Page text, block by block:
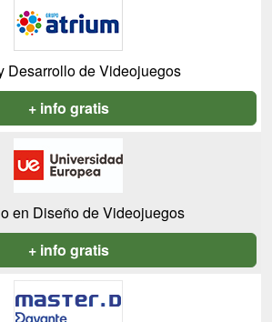
Desarrollo de Videojuegos
+ info gratis
en Diseño de Videojuegos
+ info gratis